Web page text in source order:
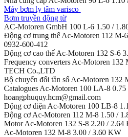
Máy bơm ly tâm varisco
Bơm truyền động từ
AC-Motoren GmbH 100 L-6 1.50 /
Động cơ trung thế Ac-Motoren 112 M-
0932-600-412
Động cơ cao thế Ac-Motoren 132 S-6
Frequency converters Ac-Motoren
TECH Co.,LTD
Bộ chuyển đổi tần số Ac-Motoren 132
Catalogues Ac-Motoren 100 LA-8
hoangphuquy.hcm@gmail.com
Động cơ điện Ac-Motoren 100 LB-8
Động cơ Ac-Motoren 112 M-8 1.50 /
Motor Ac-Motoren 132 S-8 2.20 / 2.64
Ac-Motoren 132 M-8 3.00 / 3.60 KW